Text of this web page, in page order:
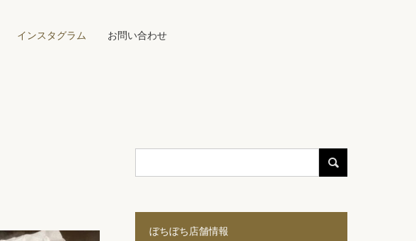
インスタグラム お問い合わせ
ぼちぼち店舗情報